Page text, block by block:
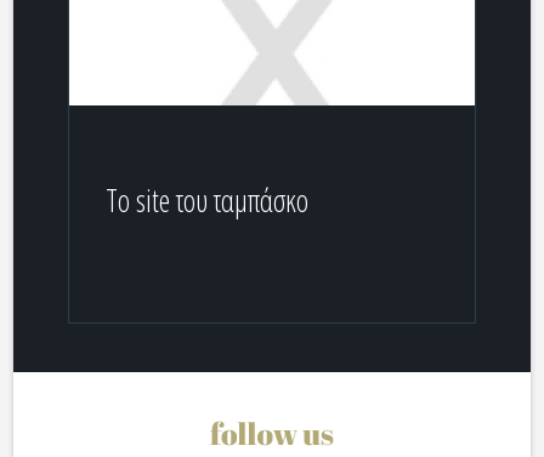
Το site του ταμπάσκο